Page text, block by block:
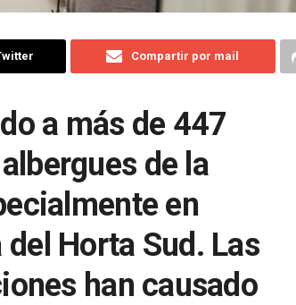
Compartir por mail
a más de 447
de la
en
Horta Sud. Las
han causado